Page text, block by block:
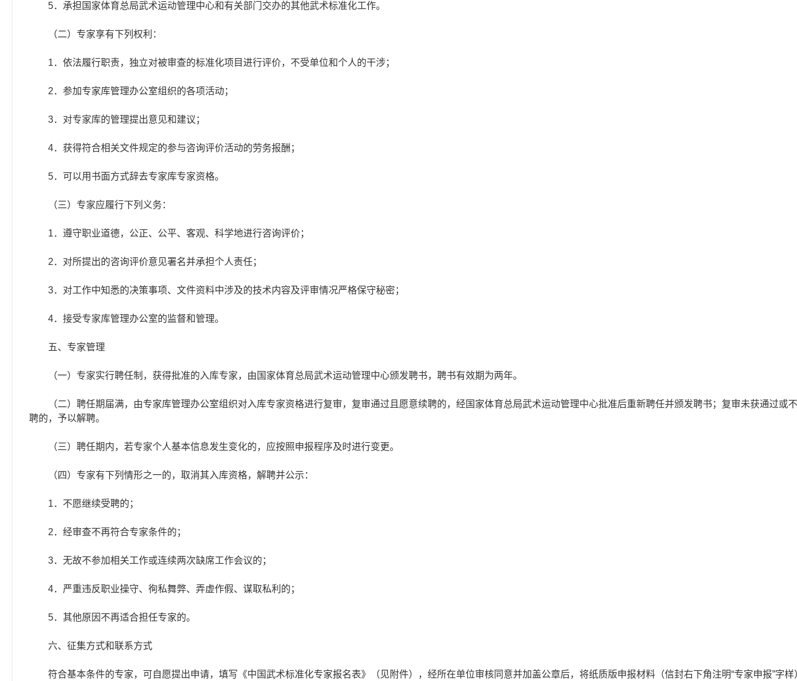
5．承担国家体育总局武术运动管理中心和有关部门交办的其他武术标准化工作。
（二）专家享有下列权利：
1．依法履行职责，独立对被审查的标准化项目进行评价，不受单位和个人的干涉；
2．参加专家库管理办公室组织的各项活动；
3．对专家库的管理提出意见和建议；
4．获得符合相关文件规定的参与咨询评价活动的劳务报酬；
5．可以用书面方式辞去专家库专家资格。
（三）专家应履行下列义务：
1．遵守职业道德，公正、公平、客观、科学地进行咨询评价；
2．对所提出的咨询评价意见署名并承担个人责任；
3．对工作中知悉的决策事项、文件资料中涉及的技术内容及评审情况严格保守秘密；
4．接受专家库管理办公室的监督和管理。
五、专家管理
（一）专家实行聘任制，获得批准的入库专家，由国家体育总局武术运动管理中心颁发聘书，聘书有效期为两年。
（二）聘任期届满，由专家库管理办公室组织对入库专家资格进行复审，复审通过且愿意续聘的，经国家体育总局武术运动管理中心批准后重新聘任并颁发聘书；复审未获通过或
聘的，予以解聘。
（三）聘任期内，若专家个人基本信息发生变化的，应按照申报程序及时进行变更。
（四）专家有下列情形之一的，取消其入库资格，解聘并公示：
1．不愿继续受聘的；
2．经审查不再符合专家条件的；
3．无故不参加相关工作或连续两次缺席工作会议的；
4．严重违反职业操守、徇私舞弊、弄虚作假、谋取私利的；
5．其他原因不再适合担任专家的。
六、征集方式和联系方式
符合基本条件的专家，可自愿提出申请，填写《中国武术标准化专家报名表》（见附件），经所在单位审核同意并加盖公章后，将纸质版申报材料（信封右下角注明“专家申报”字样